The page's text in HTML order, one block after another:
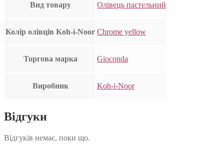
Вид товару Олівець пастельний
Колір олівців Koh-i-Noor Chrome yellow
Торгова марка Gioconda
Виробник Koh-i-Noor
Відгуки
Відгуків немає, поки що.